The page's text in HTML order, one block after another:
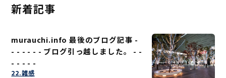
新着記事
murauchi.info 最後のブログ記事 -
- - - - - - ブログ引っ越しました。 - -
- - - - -
22.雑感